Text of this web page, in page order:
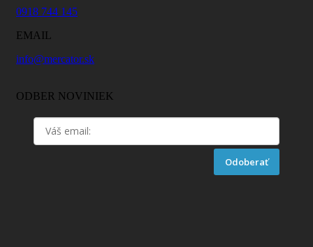
0918 744 145
EMAIL
info@mercator.sk
ODBER NOVINIEK
Odoberať